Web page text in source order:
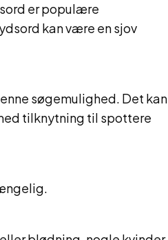
er populære
kan være en sjov
søgemulighed. Det kan
tilknytning til spottere